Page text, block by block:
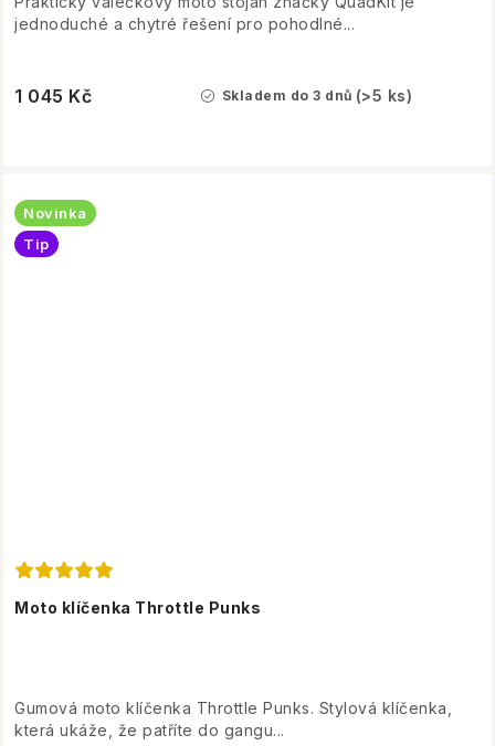
Skladem do 3 dnů (>5 ks)
1 045 Kč
jednoduché a chytré řešení pro pohodlné...
Moto klíčenka Throttle Punks
Novinka
Tip
Gumová moto klíčenka Throttle Punks. Stylová klíčenka,
která ukáže, že patříte do gangu...